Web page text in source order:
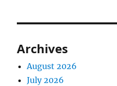
Archives
August 2026
July 2026